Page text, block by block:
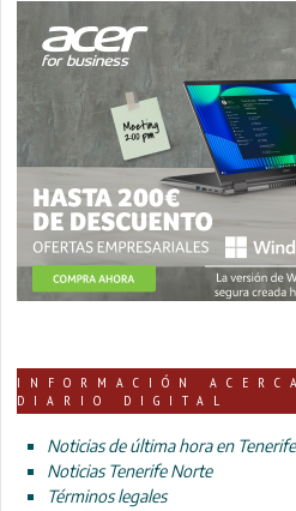
INFORMACIÓN
DIARIO DIGITAL
Noticias de última hora en
Noticias Tenerife Norte
Términos legales